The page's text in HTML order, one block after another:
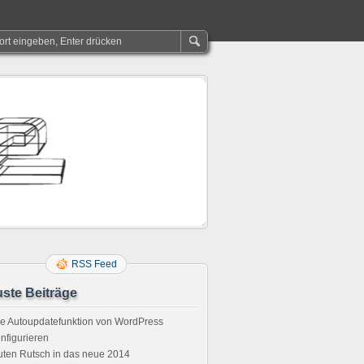
RSS Feed
Beiträge
Autoupdatefunktion von WordPress
Rutsch in das neue 2014